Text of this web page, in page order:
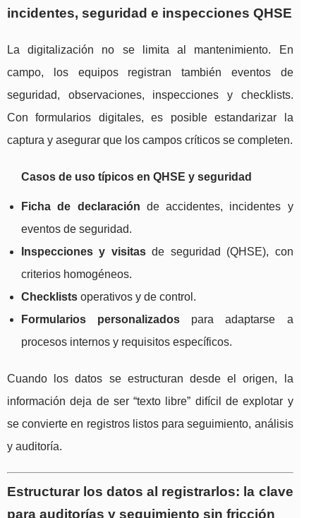
incidentes, seguridad e inspecciones QHSE
La digitalización no se limita al mantenimiento. En
campo, los equipos registran también eventos de
seguridad, observaciones, inspecciones y checklists.
Con formularios digitales, es posible estandarizar la
captura y asegurar que los campos críticos se completen.
Casos de uso típicos en QHSE y seguridad
Ficha de declaración de accidentes, incidentes y
eventos de seguridad.
Inspecciones y visitasde seguridad (QHSE), con
criterios homogéneos.
Checklists operativos y de control.
Formularios personalizados para adaptarse a
procesos internos y requisitos específicos.
Cuando los datos se estructuran desde el origen, la
información deja de ser “texto libre” difícil de explotar y
se convierte en registros listos para seguimiento, análisis
y auditoría.
Estructurar los datos al registrarlos: la clave
para auditorías y seguimiento sin fricción